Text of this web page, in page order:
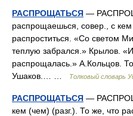
РАСПРОЩАТЬСЯ —
распрощаешься, совер., с кем
распроститься. «Со светом
теплую забрался.» Крылов.
распрощалась.» А.Кольцов.
Ушаков.… …
Толковый словарь
РАСПРОЩАТЬСЯ —
кем (чем) (разг.). То же, что